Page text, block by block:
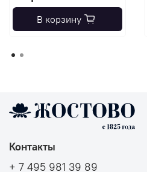
В корзину
Контакты
+ 7 495 981 39 89